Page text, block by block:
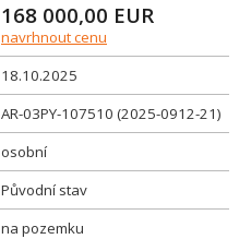
168 000,00 EUR
navrhnout cenu
18.10.2025
AR-03PY-107510 (2025-0912-21)
osobní
Původní stav
na pozemku